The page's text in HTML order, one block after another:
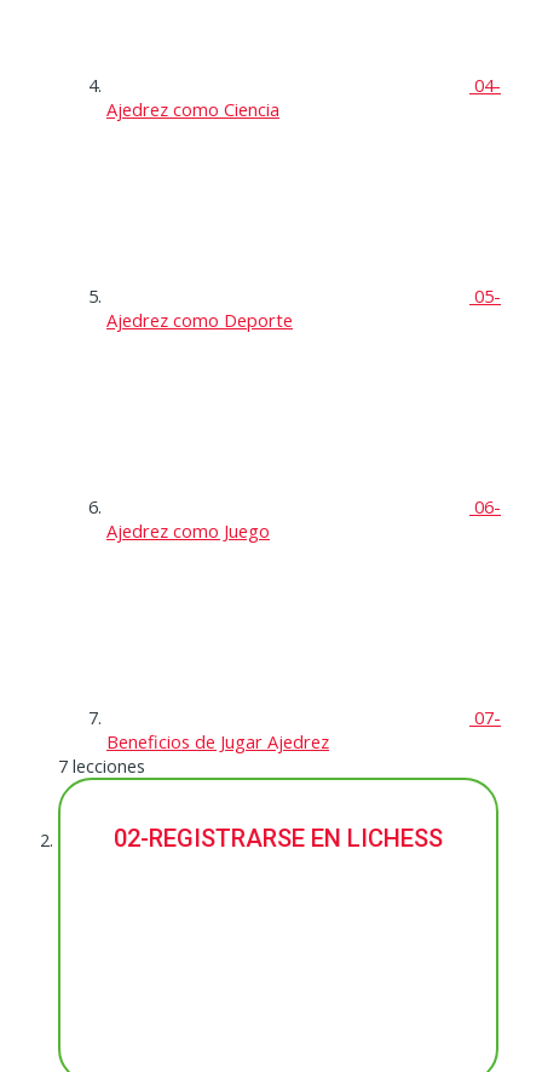
04-
Ajedrez como Ciencia
05-
Ajedrez como Deporte
06-
Ajedrez como Juego
07-
Beneficios de Jugar Ajedrez
7 lecciones
02-REGISTRARSE EN LICHESS